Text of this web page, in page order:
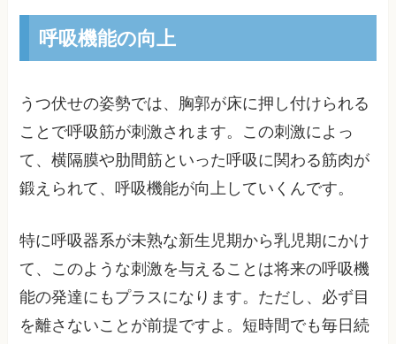
呼吸機能の向上
うつ伏せの姿勢では、胸郭が床に押し付けられる
ことで呼吸筋が刺激されます。この刺激によっ
て、横隔膜や肋間筋といった呼吸に関わる筋肉が
鍛えられて、呼吸機能が向上していくんです。
特に呼吸器系が未熟な新生児期から乳児期にかけ
て、このような刺激を与えることは将来の呼吸機
能の発達にもプラスになります。ただし、必ず目
を離さないことが前提ですよ。短時間でも毎日続